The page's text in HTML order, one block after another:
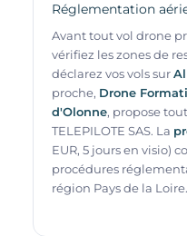
Réglementation
Avant tout vol drone
vérifiez les zones de
déclarez vos vols sur
proche, Drone
d'Olonne, propose
TELEPILOTE SAS. La
EUR, 5 jours en visio)
procédures
région Pays de la Loire.